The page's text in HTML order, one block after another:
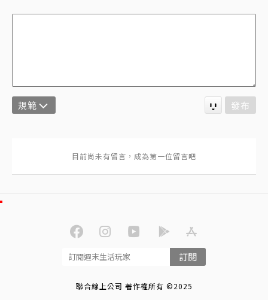
規範 發布
訂閱
聯合線上公司 著作權所有 ©2025